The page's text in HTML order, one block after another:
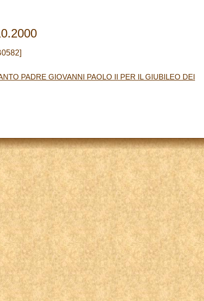
PADRE GIOVANNI PAOLO II PER IL GIUBILEO DEI